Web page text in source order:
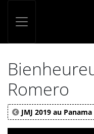
Romero
JMJ 2019 au Panama
Panneau de gestion